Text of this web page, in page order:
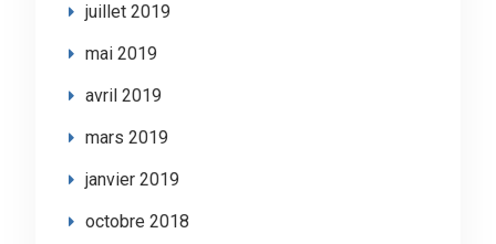
juillet 2019
mai 2019
avril 2019
mars 2019
janvier 2019
octobre 2018